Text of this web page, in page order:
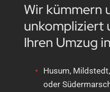
Wir kümmern
unkompliziert
Ihren Umzug in
Husum,
oder